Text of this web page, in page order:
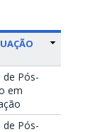
de Pós-
em
de Pós-